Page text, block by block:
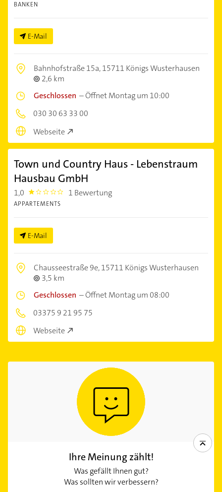
BANKEN
E-Mail
Bahnhofstraße 15a,15711 Königs Wusterhausen
2,6 km
Geschlossen –Öffnet Montag um 10:00
030 30 63 33 00
Webseite
Town und Country Haus - Lebenstraum
Hausbau GmbH
1,0 1.0 1 Bewertung
APPARTEMENTS
E-Mail
Chausseestraße 9e,15711 Königs Wusterhausen
3,5 km
Geschlossen –Öffnet Montag um 08:00
03375 9 21 95 75
Webseite
Ihre Meinung zählt!
Was gefällt Ihnen gut?
Was sollten wir verbessern?